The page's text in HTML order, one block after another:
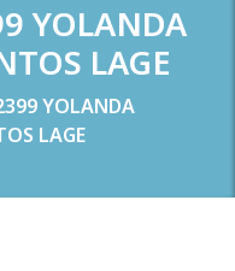
YOLANDA
LAGE
YOLANDA
LAGE